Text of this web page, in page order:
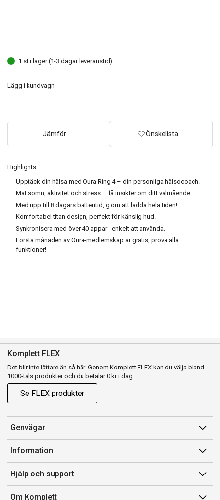
Highlights
Upptäck din hälsa med Oura Ring 4 – din personliga hälsocoach.
Mät sömn, aktivitet och stress – få insikter om ditt välmående.
Med upp till 8 dagars batteritid, glöm att ladda hela tiden!
Komfortabel titan design, perfekt för känslig hud.
Synkronisera med över 40 appar - enkelt att använda.
Första månaden av Oura-medlemskap är gratis, prova alla
funktioner!
1 st i lager (1-3 dagar leveranstid)
Lägg i kundvagn
Jämför Önskelista
Komplett FLEX
Det blir inte lättare än så här. Genom Komplett FLEX kan du välja bland
1000-tals produkter och du betalar 0 kr i dag.
Se FLEX produkter
Genvägar
Konto
Orderhistorik
Presentkort
Komplett Club
Information
Försäljningsvillkor
Medlemsvillkor for Komplett Club
Hjälp och support
Kontakta oss
Om Komplett